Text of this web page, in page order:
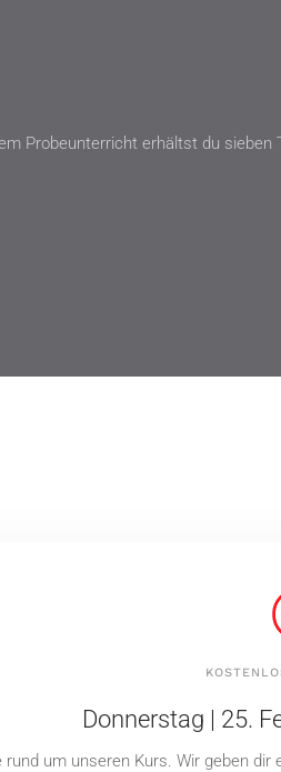
Probeunterricht erhältst du
Donnerstag | 25.
um unseren Kurs. Wir geben